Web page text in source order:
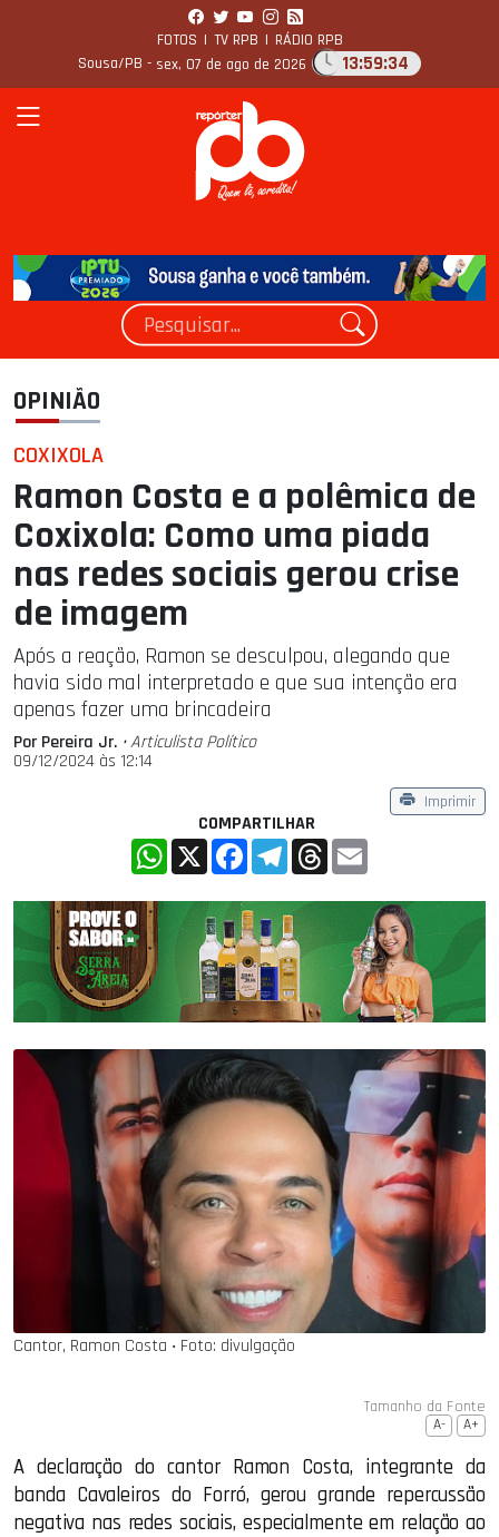
FOTOS | TV RPB | RÁDIO RPB
Sousa/PB - sex, 07 de ago de 2026 13:59:35
OPINIÃO
COXIXOLA
Ramon Costa e a polêmica de
Coxixola: Como uma piada
nas redes sociais gerou crise
de imagem
Após a reação, Ramon se desculpou, alegando que
havia sido mal interpretado e que sua intenção era
apenas fazer uma brincadeira
Por Pereira Jr. • Articulista Polí­tico
09/12/2024 às 12:14
Imprimir
COMPARTILHAR
WhatsApp
X FacebookTelegramThreads
Cantor, Ramon Costa ‧ Foto: divulgação
Tamanho da Fonte
A- A+
A declaração do cantor Ramon Costa, integrante da
banda Cavaleiros do Forró, gerou grande repercussão
negativa nas redes sociais, especialmente em relação ao